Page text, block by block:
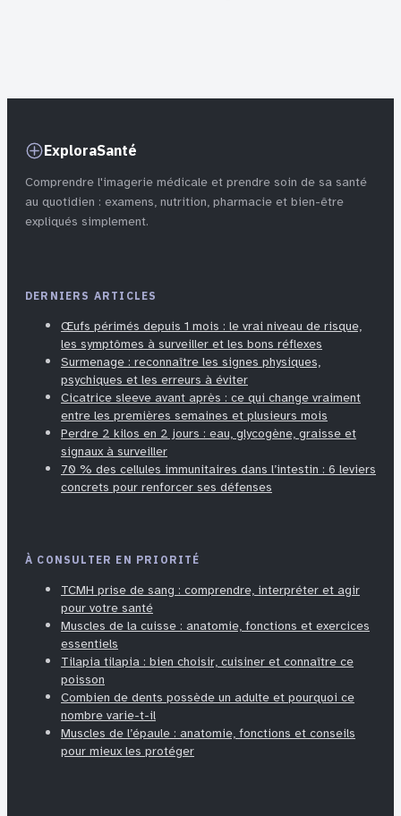
ExploraSanté
Comprendre l'imagerie médicale et prendre soin de sa santé
au quotidien : examens, nutrition, pharmacie et bien-être
expliqués simplement.
DERNIERS ARTICLES
Œufs périmés depuis 1 mois : le vrai niveau de risque,
les symptômes à surveiller et les bons réflexes
Surmenage : reconnaître les signes physiques,
psychiques et les erreurs à éviter
Cicatrice sleeve avant après : ce qui change vraiment
entre les premières semaines et plusieurs mois
Perdre 2 kilos en 2 jours : eau, glycogène, graisse et
signaux à surveiller
70 % des cellules immunitaires dans l’intestin : 6 leviers
concrets pour renforcer ses défenses
À CONSULTER EN PRIORITÉ
TCMH prise de sang : comprendre, interpréter et agir
pour votre santé
Muscles de la cuisse : anatomie, fonctions et exercices
essentiels
Tilapia tilapia : bien choisir, cuisiner et connaître ce
poisson
Combien de dents possède un adulte et pourquoi ce
nombre varie-t-il
Muscles de l’épaule : anatomie, fonctions et conseils
pour mieux les protéger